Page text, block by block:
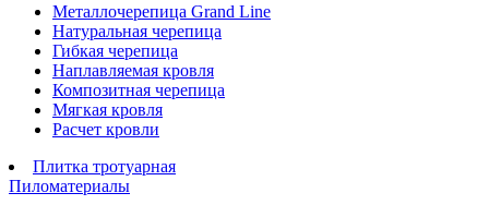
Металлочерепица Grand Line
Натуральная черепица
Гибкая черепица
Наплавляемая кровля
Композитная черепица
Мягкая кровля
Расчет кровли
Плитка тротуарная
Пиломатериалы